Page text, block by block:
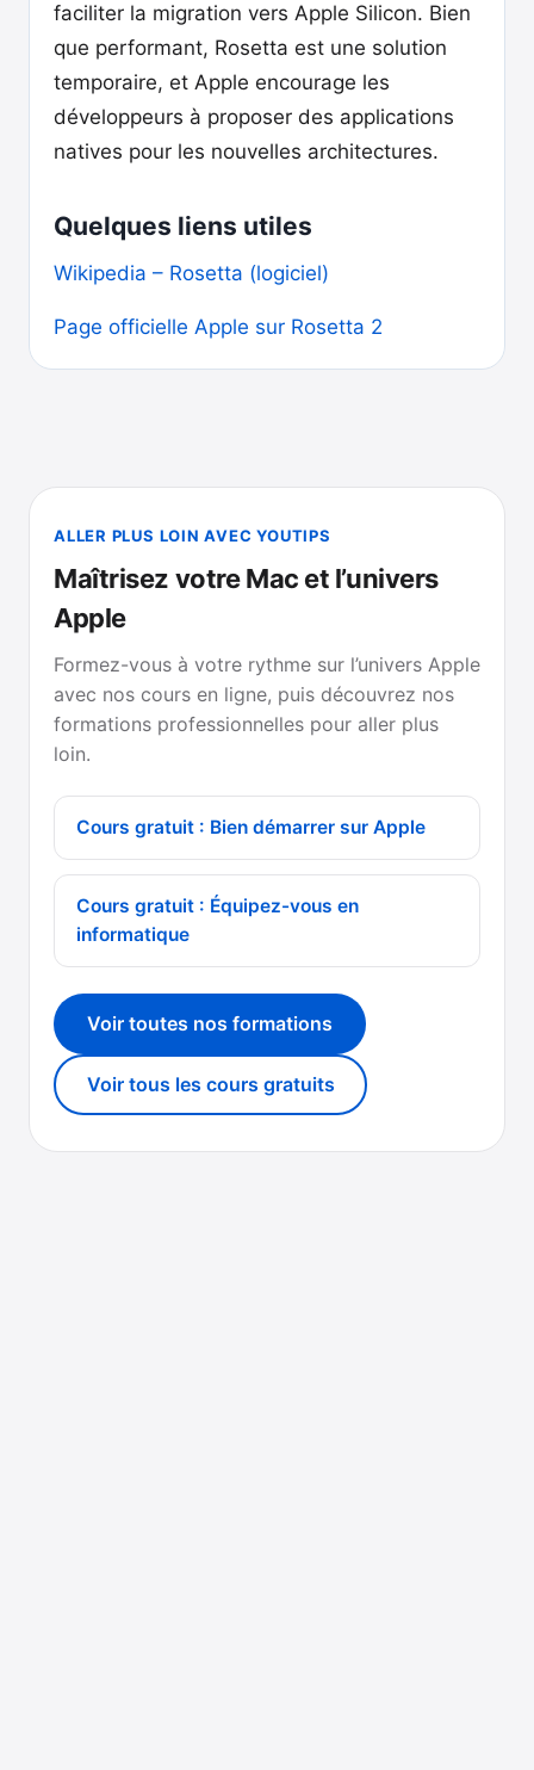
faciliter la migration vers Apple Silicon. Bien
que performant, Rosetta est une solution
temporaire, et Apple encourage les
développeurs à proposer des applications
natives pour les nouvelles architectures.
Quelques liens utiles
Wikipedia – Rosetta (logiciel)
Page officielle Apple sur Rosetta 2
ALLER PLUS LOIN AVEC YOUTIPS
Maîtrisez votre Mac et l’univers
Apple
Formez-vous à votre rythme sur l’univers Apple
avec nos cours en ligne, puis découvrez nos
formations professionnelles pour aller plus
loin.
Cours gratuit : Bien démarrer sur Apple
Cours gratuit : Équipez-vous en
informatique
Voir toutes nos formations
Voir tous les cours gratuits